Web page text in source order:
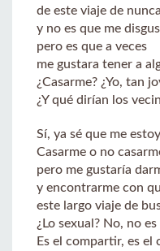
de este viaje de
y no es que me
pero es que a veces
me gustara tener a
¿Casarme? ¿Yo, tan
¿Y qué dirían los
Sí, ya sé que me
Casarme o no
pero me gustaría
y encontrarme con
este largo viaje de
¿Lo sexual? No, no
Es el compartir, es el